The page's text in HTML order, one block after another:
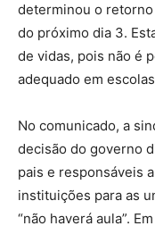
determinou o
do próximo dia 3.
de vidas, pois não é
adequado em
No comunicado, a
decisão do governo
pais e responsáveis
instituições para as
“não haverá aula”.